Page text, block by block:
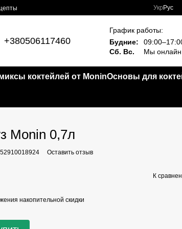
Укр Рус
+380506117460
График работы:
Будние:
Сб. Вс.
Мы онлайн
коктейлей от MoninОсновы для
Monin 0,7л
Оставить отзыв
К
накопительной скидки